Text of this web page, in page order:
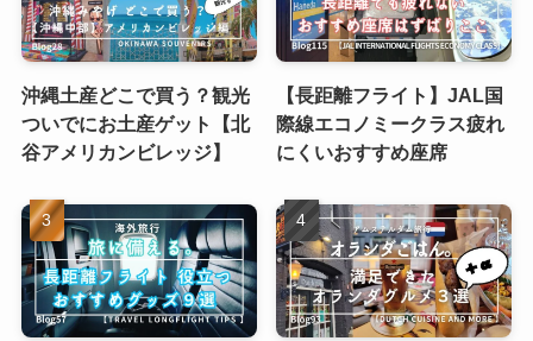
沖縄土産どこで買う？観光
ついでにお土産ゲット【北
谷アメリカンビレッジ】
【長距離フライト】JAL国
際線エコノミークラス疲れ
にくいおすすめ座席